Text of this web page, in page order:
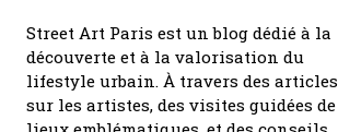
Street Art Paris est un blog dédié à la
découverte et à la valorisation du
lifestyle urbain. À travers des articles
sur les artistes, des visites guidées de